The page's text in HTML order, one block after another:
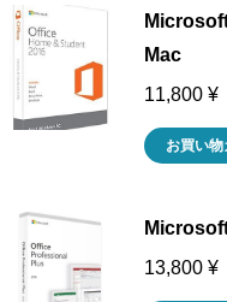
Mac
11,800 ¥
お買い
13,800 ¥